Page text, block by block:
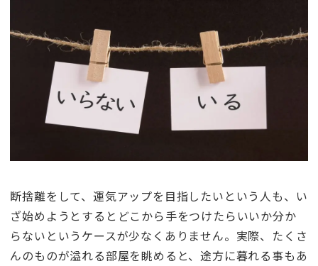
断捨離をして、運気アップを目指したいという人も、い
ざ始めようとするとどこから手をつけたらいいか分か
らないというケースが少なくありません。実際、たくさ
んのものが溢れる部屋を眺めると、途方に暮れる事もあ